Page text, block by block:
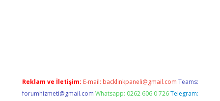
Reklam ve İletişim: E-mail: backlinkpaneli@gmail.com Teams:
forumhizmeti@gmail.com Whatsapp: 0262 606 0 726 Telegram: